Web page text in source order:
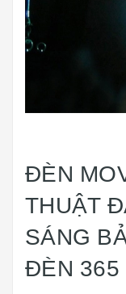
ĐÈN
THUẬT
SÁNG
ĐÈN 365